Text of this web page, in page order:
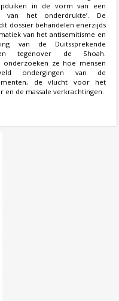
in de vorm van een
van het onderdrukte’. De
dossier behandelen enerzijds
van het antisemitisme en
van de Duitssprekende
tegenover de Shoah.
onderzoeken ze hoe mensen
ondergingen van de
de vlucht voor het
en de massale verkrachtingen.